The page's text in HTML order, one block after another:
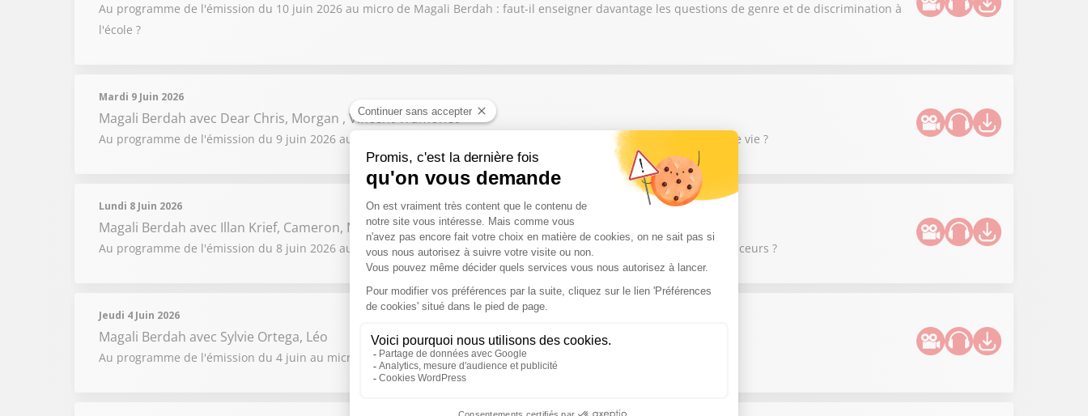
Au programme de l'émission du 10 juin 2026 au micro de Magali Berdah : faut-il enseigner davantage les questions de genre et de discrimination à
l'école ?
Mardi 9 Juin 2026
Magali Berdah avec Dear Chris, Morgan , Vincent Tramonet
Au programme de l'émission du 9 juin 2026 au micro de Magali Berdah : devenir influenceur doit-il être un objectif de vie ?
Lundi 8 Juin 2026
Magali Berdah avec Illan Krief, Cameron, Navid Cherche
Au programme de l'émission du 8 juin 2026 au micro de Magali Berdah : Les footballeurs sont-ils devenus des influenceurs ?
Jeudi 4 Juin 2026
Magali Berdah avec Sylvie Ortega, Léo
Au programme de l'émission du 4 juin au micro de Magali Berdah : Peut-on tout dire sur les réseaux sociaux ?